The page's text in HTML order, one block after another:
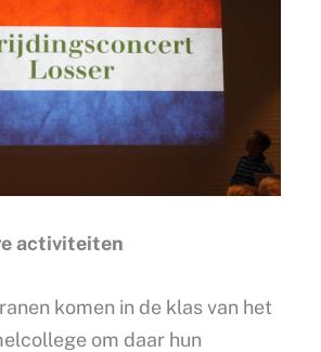
activiteiten
komen in de klas van het
om daar hun